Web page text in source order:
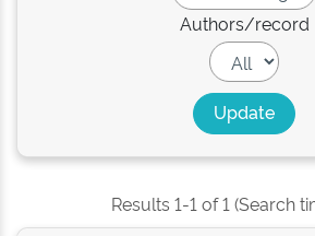
Authors/record
Results 1-1 of 1 (Search